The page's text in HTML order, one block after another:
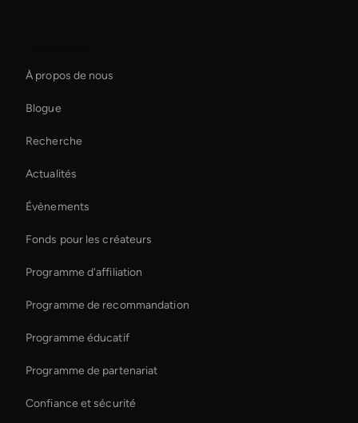
Ai Avatar For Zoom Meetings
Healthcare Ai Avatar
3d Holographic Avatar
Holographic Avatar For Retail Stores
Transfert de style vidéo AI
Ai Avatar For Education
À propos de nous
Blogue
Recherche
Actualités
Évènements
Fonds pour les créateurs
Programme d'affiliation
Programme de recommandation
Programme éducatif
Programme de partenariat
Confiance et sécurité